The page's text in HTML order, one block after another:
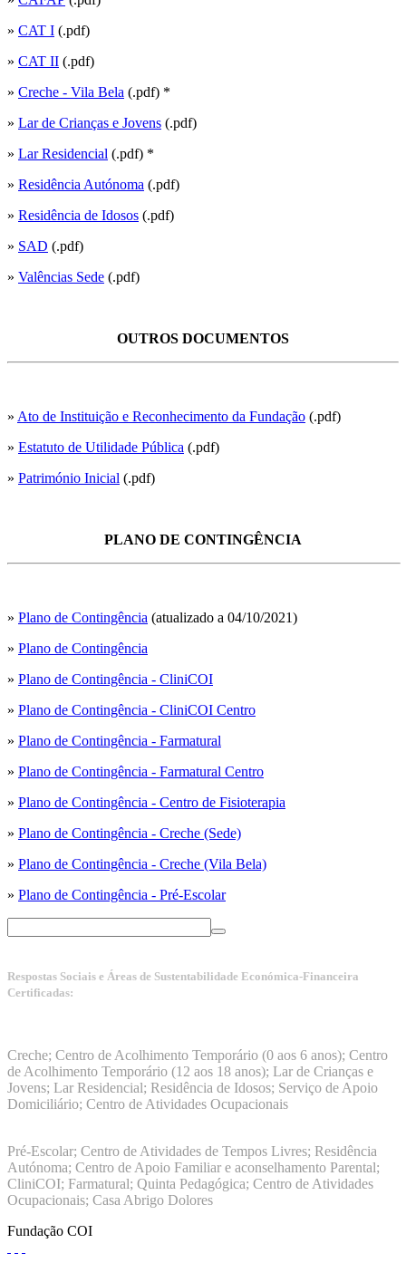
» CAT I (.pdf)
» CAT II (.pdf)
» Creche - Vila Bela (.pdf) *
» Lar de Crianças e Jovens (.pdf)
» Lar Residencial (.pdf) *
» Residência Autónoma (.pdf)
» Residência de Idosos (.pdf)
» SAD (.pdf)
» Valências Sede (.pdf)
OUTROS DOCUMENTOS
» Ato de Instituição e Reconhecimento da Fundação (.pdf)
» Estatuto de Utilidade Pública (.pdf)
» Património Inicial (.pdf)
PLANO DE CONTINGÊNCIA
» Plano de Contingência (atualizado a 04/10/2021)
» Plano de Contingência
» Plano de Contingência - CliniCOI
» Plano de Contingência - CliniCOI Centro
» Plano de Contingência - Farmatural
» Plano de Contingência - Farmatural Centro
» Plano de Contingência - Centro de Fisioterapia
» Plano de Contingência - Creche (Sede)
» Plano de Contingência - Creche (Vila Bela)
» Plano de Contingência - Pré-Escolar
Respostas Sociais e Áreas de Sustentabilidade Económica-Financeira
Certificadas:
Creche; Centro de Acolhimento Temporário (0 aos 6 anos); Centro
de Acolhimento Temporário (12 aos 18 anos); Lar de Crianças e
Jovens; Lar Residencial; Residência de Idosos; Serviço de Apoio
Domiciliário; Centro de Atividades Ocupacionais
Pré-Escolar; Centro de Atividades de Tempos Livres; Residência
Autónoma; Centro de Apoio Familiar e aconselhamento Parental;
CliniCOI; Farmatural; Quinta Pedagógica; Centro de Atividades
Ocupacionais; Casa Abrigo Dolores
Fundação COI